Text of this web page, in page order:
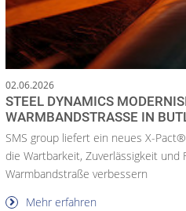
02.06.2026
STEEL DYNAMICS
WARMBANDSTRASSE IN
SMS group liefert ein neues X-
die Wartbarkeit, Zuverlässigkeit
Warmbandstraße verbessern
Mehr erfahren